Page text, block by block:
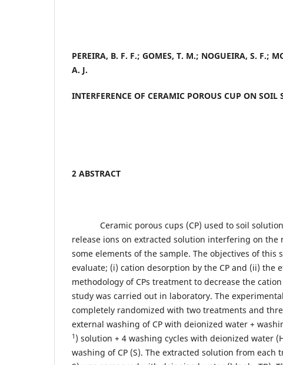
PEREIRA, B. F. F.; GOMES, T. M.; NOGUEIRA, S. F.;
A. J.
INTERFERENCE OF CERAMIC POROUS CUP ON SOIL
2 ABSTRACT
Ceramic porous cups (CP) used to soil
release ions on extracted solution interfering on the
some elements of the sample. The objectives of this
evaluate; (i) cation desorption by the CP and (ii) the
methodology of CPs treatment to decrease the
study was carried out in laboratory. The
completely randomized with two treatments and
external washing of CP with deionized water +
1 ) solution + 4 washing cycles with deionized water
washing of CP (S). The extracted solution from each